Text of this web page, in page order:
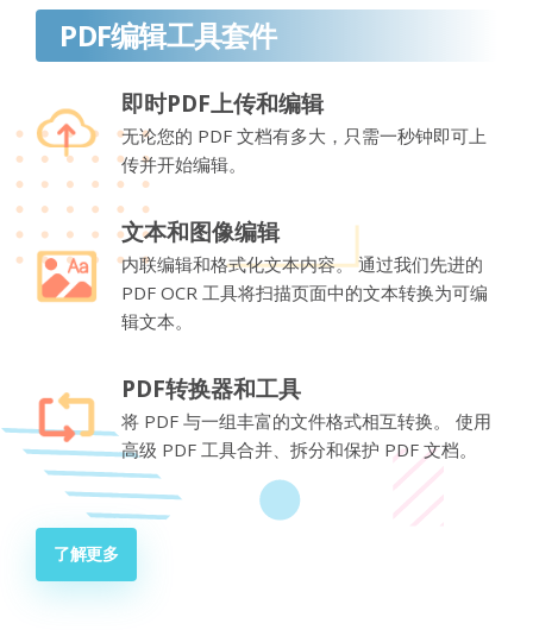
PDF编辑工具套件
即时PDF上传和编辑
无论您的 PDF 文档有多大，只需一秒钟即可上
传并开始编辑。
文本和图像编辑
内联编辑和格式化文本内容。 通过我们先进的
PDF OCR 工具将扫描页面中的文本转换为可编
辑文本。
PDF转换器和工具
将 PDF 与一组丰富的文件格式相互转换。 使用
高级 PDF 工具合并、拆分和保护 PDF 文档。
了解更多